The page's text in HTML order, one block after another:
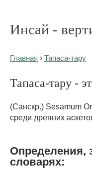
Инсай -
Главная › Тапаса-тару
Тапаса-тару -
(Санскр.) Sesamum
среди древних
Определения,
словарях: